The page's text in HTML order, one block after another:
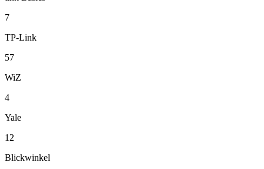
7
TP-Link
57
WiZ
4
Yale
12
Blickwinkel